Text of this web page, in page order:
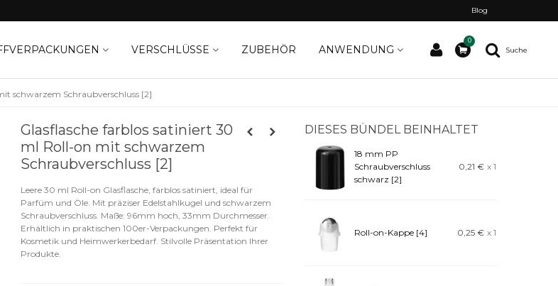
Blog
VERSCHLÜSSE ZUBEHÖR ANWENDUNG
0
Suche
schwarzem Schraubverschluss [2]
Glasflasche farblos satiniert 30
ml Roll-on mit schwarzem
Schraubverschluss [2]
Leere 30 ml Roll-on Glasflasche, farblos satiniert, ideal für
Parfüm und Öle. Mit präziser Edelstahlkugel und schwarzem
Schraubverschluss. Maße: 96mm hoch, 33mm Durchmesser.
Erhältlich in praktischen 100er-Verpackungen. Perfekt für
Kosmetik und Heimwerkerbedarf. Stilvolle Präsentation Ihrer
Produkte.
DIESES BÜNDEL BEINHALTET
18 mm PP
Schraubverschluss
schwarz [2]
0,21 € x 1
Roll-on-Kappe [4] 0,25 € x 1